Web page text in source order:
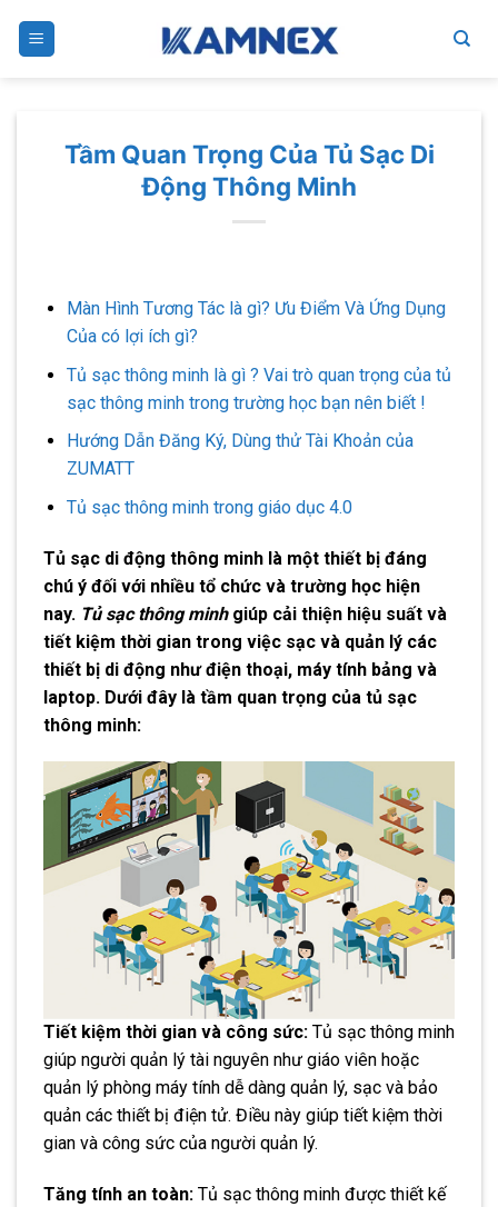
Tầm Quan Trọng Của Tủ Sạc Di
Động Thông Minh
Màn Hình Tương Tác là gì? Ưu Điểm Và Ứng Dụng
Của có lợi ích gì?
Tủ sạc thông minh là gì ? Vai trò quan trọng của tủ
sạc thông minh trong trường học bạn nên biết !
Hướng Dẫn Đăng Ký, Dùng thử Tài Khoản của
ZUMATT
Tủ sạc thông minh trong giáo dục 4.0
Tủ sạc di động thông minh là một thiết bị đáng
chú ý đối với nhiều tổ chức và trường học hiện
nay. Tủ sạc thông minhgiúp cải thiện hiệu suất và
tiết kiệm thời gian trong việc sạc và quản lý các
thiết bị di động như điện thoại, máy tính bảng và
laptop. Dưới đây là tầm quan trọng của tủ sạc
thông minh:
Tiết kiệm thời gian và công sức: Tủ sạc thông minh
giúp người quản lý tài nguyên như giáo viên hoặc
quản lý phòng máy tính dễ dàng quản lý, sạc và bảo
quản các thiết bị điện tử. Điều này giúp tiết kiệm thời
gian và công sức của người quản lý.
Tăng tính an toàn: Tủ sạc thông minh được thiết kế